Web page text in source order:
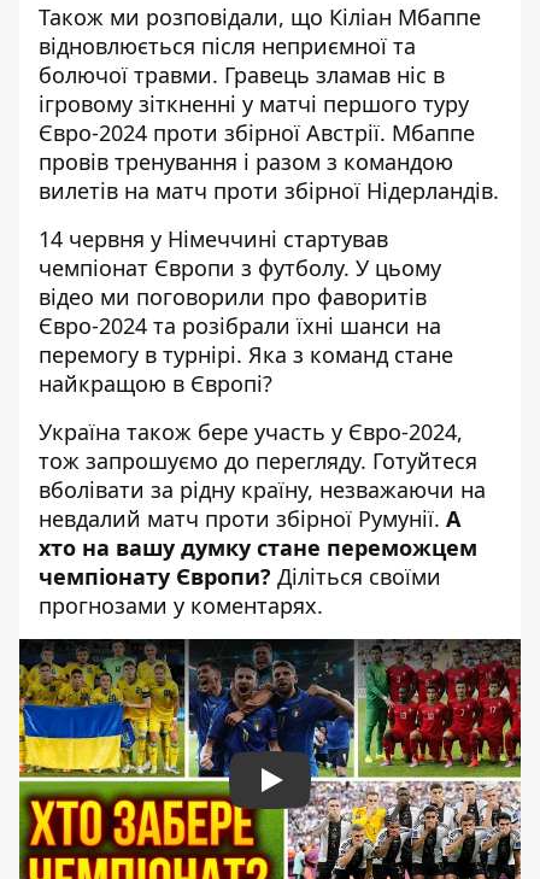
Також ми розповідали, що Кіліан Мбаппе
відновлюється після неприємної та
болючої травми. Гравець зламав ніс в
ігровому зіткненні у матчі першого туру
Євро-2024 проти збірної Австрії. Мбаппе
провів тренування і разом з командою
вилетів на матч проти збірної Нідерландів.
14 червня у Німеччині стартував
чемпіонат Європи з футболу. У цьому
відео ми поговорили про фаворитів
Євро-2024 та розібрали їхні шанси на
перемогу в турнірі. Яка з команд стане
найкращою в Європі?
Україна також бере участь у Євро-2024,
тож запрошуємо до перегляду. Готуйтеся
вболівати за рідну країну, незважаючи на
невдалий матч проти збірної Румунії. А
хто на вашу думку стане переможцем
чемпіонату Європи? Діліться своїми
прогнозами у коментарях.
Play